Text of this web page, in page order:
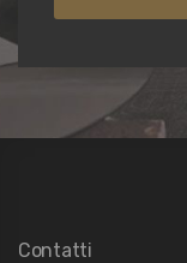
Contatti